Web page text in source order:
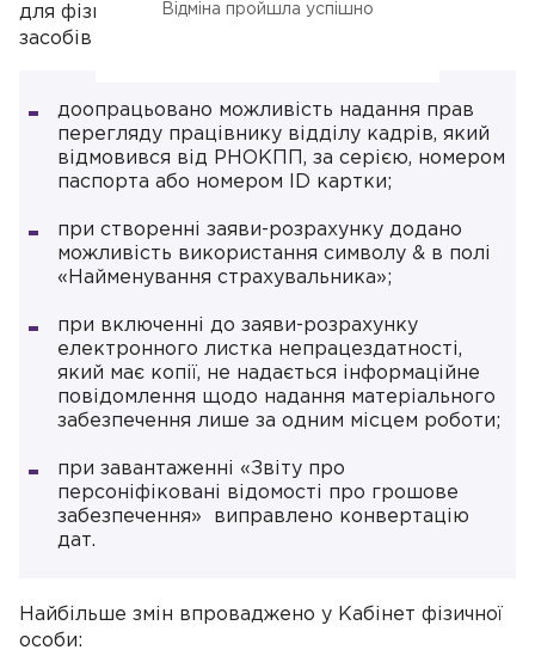
для фізичних осіб. Оновлення програмних
засобів Кабінету страхувальника:
доопрацьовано можливість надання прав
перегляду працівнику відділу кадрів, який
відмовився від РНОКПП, за серією, номером
паспорта або номером ID картки;
при створенні заяви-розрахунку додано
можливість використання символу & в полі
«Найменування страхувальника»;
при включенні до заяви-розрахунку
електронного листка непрацездатності,
який має копії, не надається інформаційне
повідомлення щодо надання матеріального
забезпечення лише за одним місцем роботи;
при завантаженні «Звіту про
персоніфіковані відомості про грошове
забезпечення» виправлено конвертацію
дат.
Найбільше змін впроваджено у Кабінет фізичної
особи:
Відміна пройшла успішно